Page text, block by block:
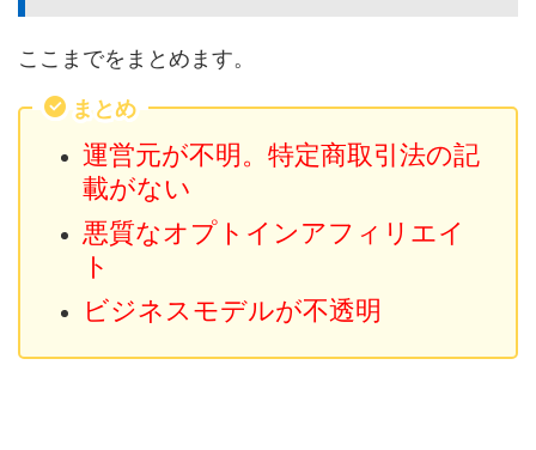
ここまでをまとめます。
まとめ
運営元が不明。特定商取引法の記
載がない
悪質なオプトインアフィリエイ
ト
ビジネスモデルが不透明